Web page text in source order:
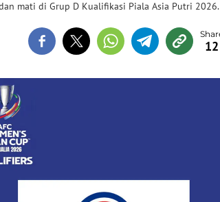
mati di Grup D Kualifikasi Piala Asia Putri 2026.
12